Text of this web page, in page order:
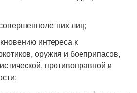
лиц;
интереса к
оружия и боеприпасов,
противоправной и